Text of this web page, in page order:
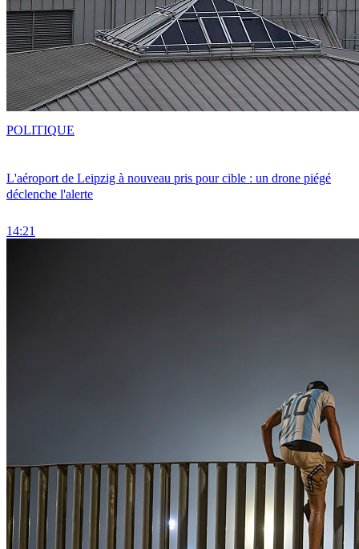
L'aéroport de Leipzig à nouveau pris pour cible : un drone piégé
déclenche l'alerte
14:21
POLITIQUE